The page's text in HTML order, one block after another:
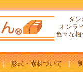
ダン
オンラ
色々な梱
形式・素材ついて